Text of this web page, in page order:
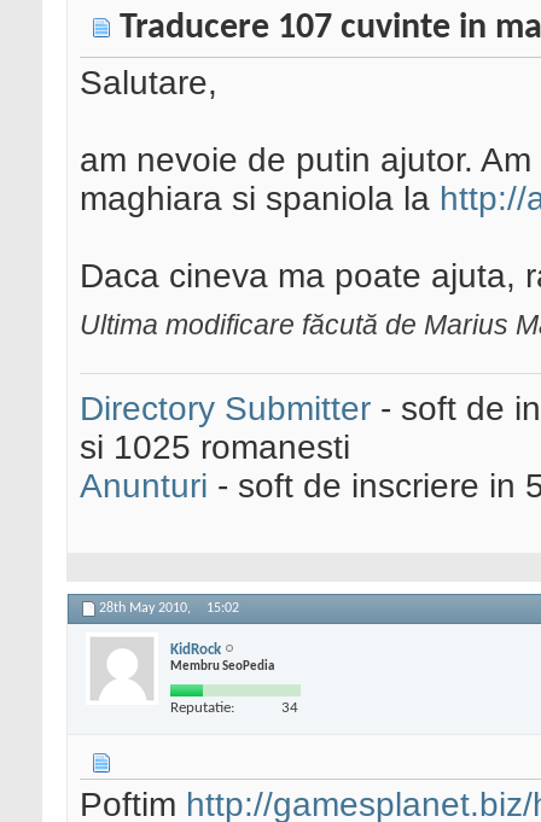
Traducere 107 cuvinte in
Salutare,
am nevoie de putin ajutor.
maghiara si spaniola la http://
Daca cineva ma poate ajuta,
Ultima modificare făcută de Marius
Directory Submitter - soft de
si 1025 romanesti
Anunturi - soft de inscriere in
28th May 2010, 15:02
KidRock
Membru SeoPedia
Reputatie: 34
Poftim http://